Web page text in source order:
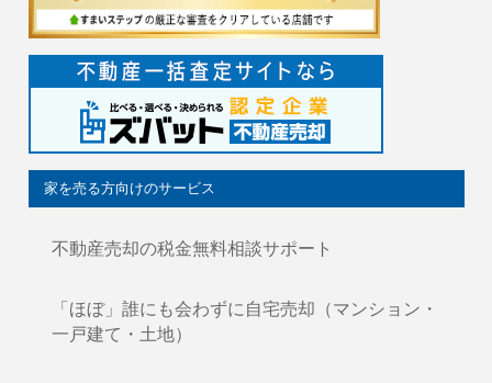
家を売る方向けのサービス
不動産売却の税金無料相談サポート
「ほぼ」誰にも会わずに自宅売却（マンション・
一戸建て・土地）